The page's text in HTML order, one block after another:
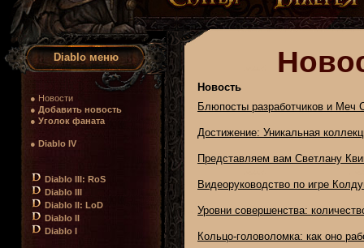
Diablo меню
● Новости
● Добавить новость
● Уголок фаната
● Diablo IV
Diablo III: RoS
Diablo III
Diablo II: LoD
Diablo II
Diablo I
Новость
Блюпосты разработчиков и Меч
Достижение: Уникальная
Представляем вам Светлану
Видеоруководство по игре
Уровни совершенства:
Кольцо-головоломка: как оно